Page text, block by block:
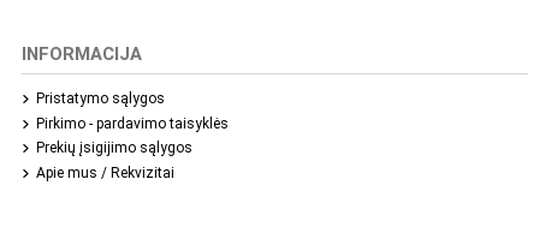
INFORMACIJA
Pristatymo sąlygos
Pirkimo - pardavimo taisyklės
Prekių įsigijimo sąlygos
Apie mus / Rekvizitai